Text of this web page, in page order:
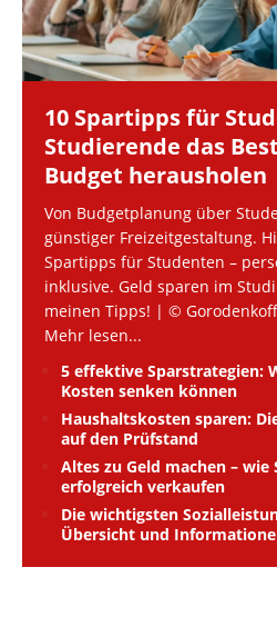
10 Spartipps für
Studierende das
Budget herausholen
Von Budgetplanung über
günstiger Freizeitgestaltung.
Spartipps für Studenten –
inklusive. Geld sparen im
meinen Tipps! | ©
Mehr lesen...
5 effektive Sparstrategien:
Kosten senken können
Haushaltskosten sparen:
auf den Prüfstand
Altes zu Geld machen – wie
erfolgreich verkaufen
Die wichtigsten
Übersicht und